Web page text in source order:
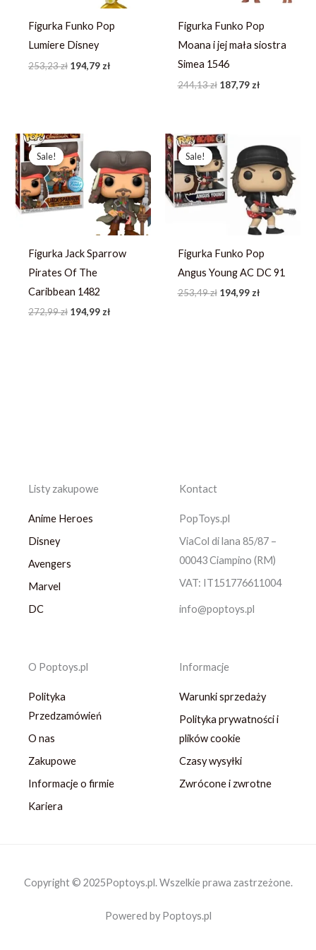
Figurka Funko Pop
Lumiere Disney
253,23zł 194,79 zł
Figurka Funko Pop
Moana i jej mała siostra
Simea 1546
244,13zł 187,79 zł
Sale!
Sale!
Figurka Jack Sparrow
Pirates Of The
Caribbean 1482
272,99zł
Pierwotna
cena
wynosiła:
272,99 zł.
194,99 zł
cena
wynosi:
194,99 zł.
Sale!
Sale!
Figurka Funko Pop
Angus Young AC DC 91
253,49zł
Pierwotna
cena
wynosiła:
253,49 zł.
194,99 zł
cena
wynosi:
194,99 zł.
Listy zakupowe
Anime Heroes
Disney
Avengers
Marvel
DC
Kontact
PopToys.pl
ViaCol di lana 85/87 –
00043 Ciampino (RM)
VAT: IT151776611004
info@poptoys.pl
O Poptoys.pl
Polityka
Przedzamówień
O nas
Zakupowe
Informacje o firmie
Kariera
Informacje
Warunki sprzedaży
Polityka prywatności i
plików cookie
Czasy wysyłki
Zwrócone i zwrotne
Copyright © 2025Poptoys.pl. Wszelkie prawa zastrzeżone.
Powered by Poptoys.pl